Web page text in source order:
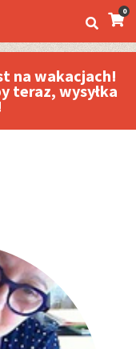
0
na wakacjach!
teraz, wysyłka